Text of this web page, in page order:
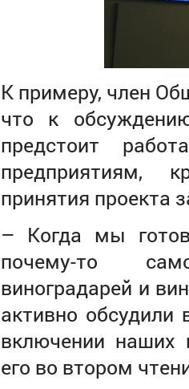
К примеру, член
что к
предстоит
предприятиям,
принятия проекта
– Когда мы
почему-то
виноградарей и
активно обсудили
включении наших
его во втором